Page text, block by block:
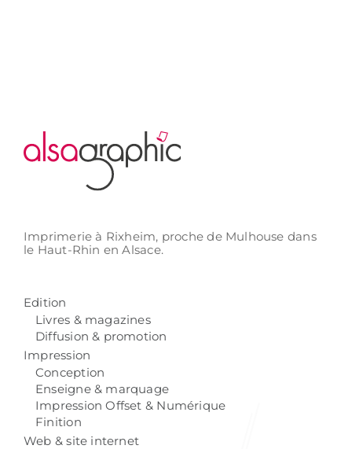
Imprimerie à Rixheim, proche de Mulhouse dans
le Haut-Rhin en Alsace.
Edition
Livres & magazines
Diffusion & promotion
Impression
Conception
Enseigne & marquage
Impression Offset & Numérique
Finition
Web & site internet